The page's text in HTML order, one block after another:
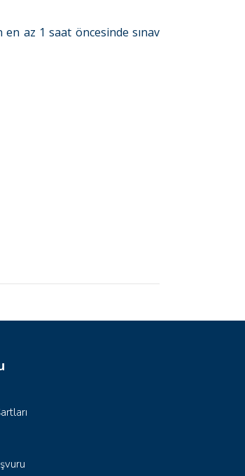
en az 1 saat öncesinde sınav